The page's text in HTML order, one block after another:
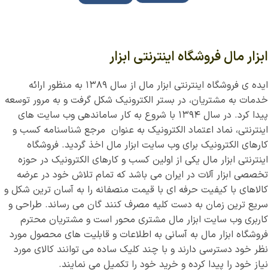
ابزار مال فروشگاه اینترنتی ابزار
ایده ی فروشگاه اینترنتی ابزار مال از سال ۱۳۸۹ به منظور ارائه
خدمات به مشتریان، در بستر الکترونیک شکل گرفت و به مرور توسعه
پیدا کرد. در سال ۱۳۹۴ با شروع به کار ساماندهی وب سایت های
اینترنتی، نماد اعتماد الکترونیک به عنوان مرجع شناسنامه کسب و
کارهای الکترونیک برای وب سایت ابزار مال اخذ گردید. فروشگاه
اینترنتی ابزار مال یکی از اولین کسب و کارهای الکترونیک در حوزه
تخصصی ابزار آلات در ایران می باشد که تمام تلاش خود در عرضه
کالاهای با کیفیت حرفه ای با قیمت منصفانه را به آسان ترین شکل و
سریع ترین زمان به دست کلیه مصرف کنند گان می رساند. طراحی و
کاربری وب سایت ابزار مال مشتری محور است و مشتریان محترم
فروشگاه ابزار مال به آسانی به اطلاعات و قابلیت های محصول مورد
نظر خود دسترسی دارند و با چند کلیک ساده می توانند کالای مورد
نیاز خود را پیدا کرده و خرید خود را تکمیل می نمایند.